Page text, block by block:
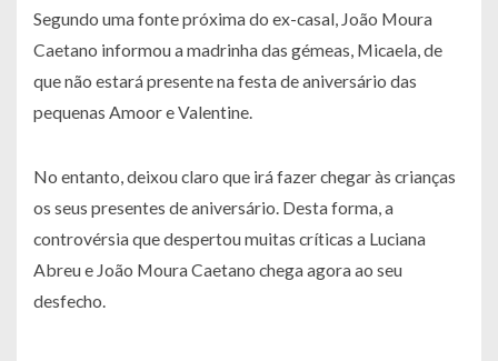
Segundo uma fonte próxima do ex-casal, João Moura
Caetano informou a madrinha das gémeas, Micaela, de
que não estará presente na festa de aniversário das
pequenas Amoor e Valentine.
No entanto, deixou claro que irá fazer chegar às crianças
os seus presentes de aniversário. Desta forma, a
controvérsia que despertou muitas críticas a Luciana
Abreu e João Moura Caetano chega agora ao seu
desfecho.